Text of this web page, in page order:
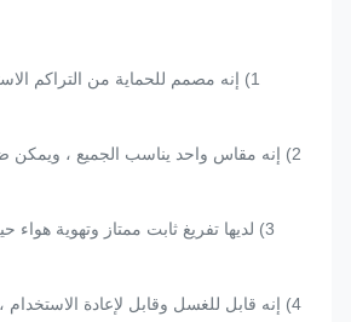
1) إنه مصمم للحماية من التراكم
2) إنه مقاس واحد يناسب الجميع ،
3) لديها تفريغ ثابت ممتاز وتهوية